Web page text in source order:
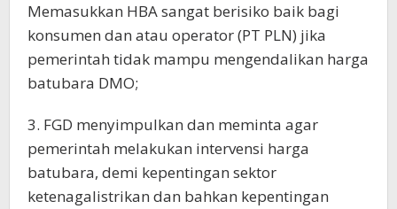
Memasukkan HBA sangat berisiko baik bagi
konsumen dan atau operator (PT PLN) jika
pemerintah tidak mampu mengendalikan harga
batubara DMO;
3. FGD menyimpulkan dan meminta agar
pemerintah melakukan intervensi harga
batubara, demi kepentingan sektor
ketenagalistrikan dan bahkan kepentingan